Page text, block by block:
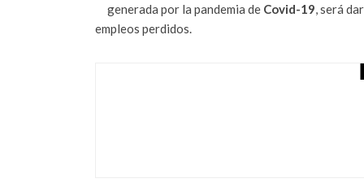
generada por la pandemia de Covid-19, será
empleos perdidos.